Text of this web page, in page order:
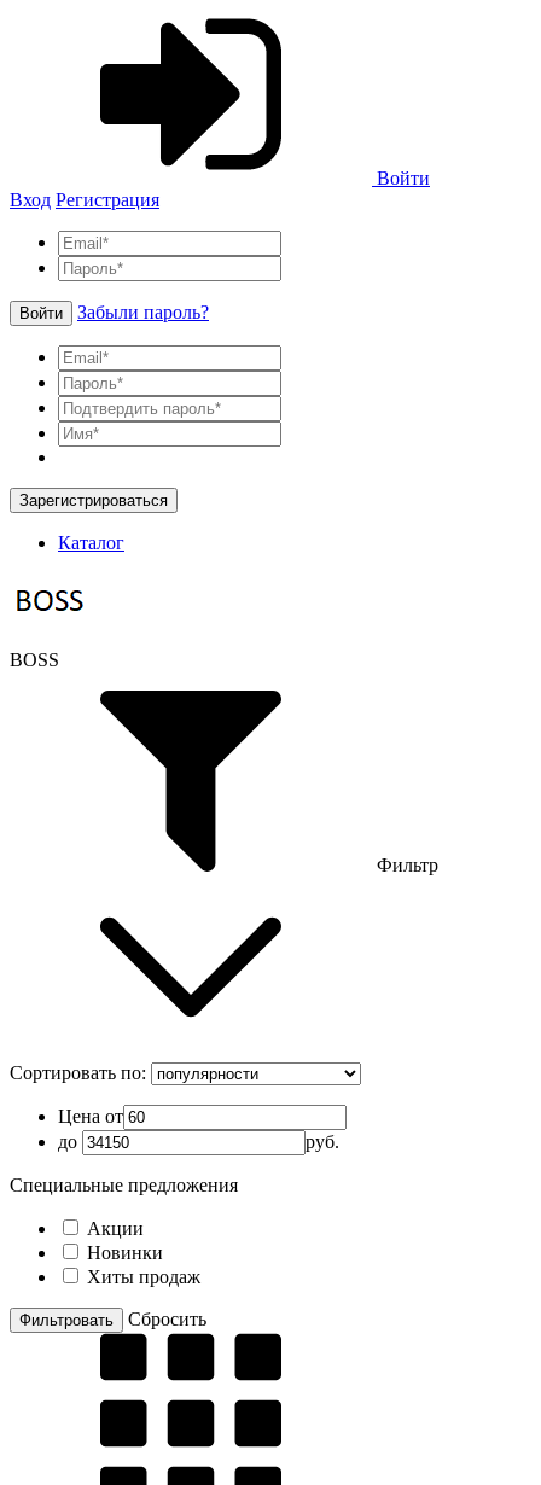
Войти
Вход Регистрация
Войти Забыли пароль?
Зарегистрироваться
Каталог
BOSS
Фильтр
Сортировать по:
Цена от
до
руб.
Специальные предложения
Акции
Новинки
Хиты продаж
Cбросить